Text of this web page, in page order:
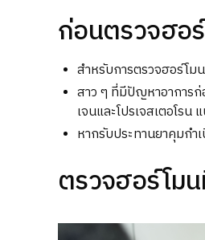
ก่อนตรวจฮอ
สำหรับการตรวจฮอร์โม
สาว ๆ ที่มีปัญหาอาการก่
เจนและโปรเจสเตอโร
หากรับประทานยาคุมกำ
ตรวจฮอร์โม